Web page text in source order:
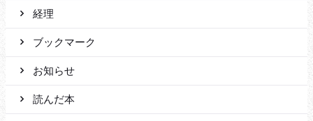
経理
ブックマーク
お知らせ
読んだ本